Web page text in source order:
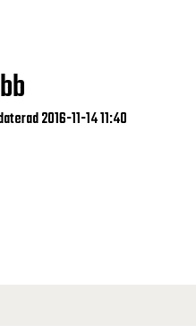
2016-11-14 11:40